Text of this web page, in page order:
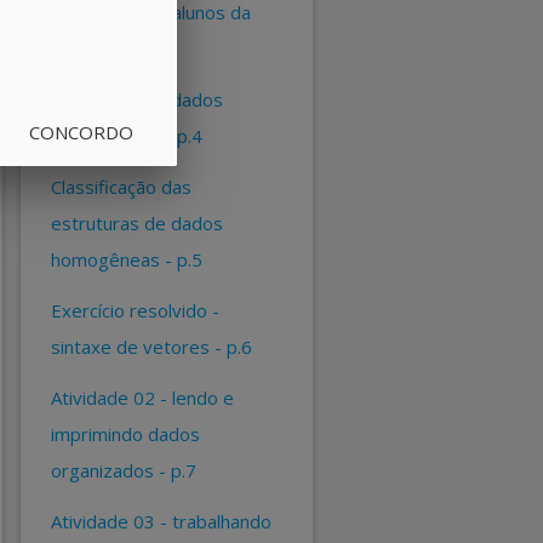
CONCORDO
homogêneas - p.4
classificação das
estruturas de dados
homogêneas - p.5
exercício resolvido -
sintaxe de vetores - p.6
atividade 02 - lendo e
imprimindo dados
organizados - p.7
atividade 03 - trabalhando